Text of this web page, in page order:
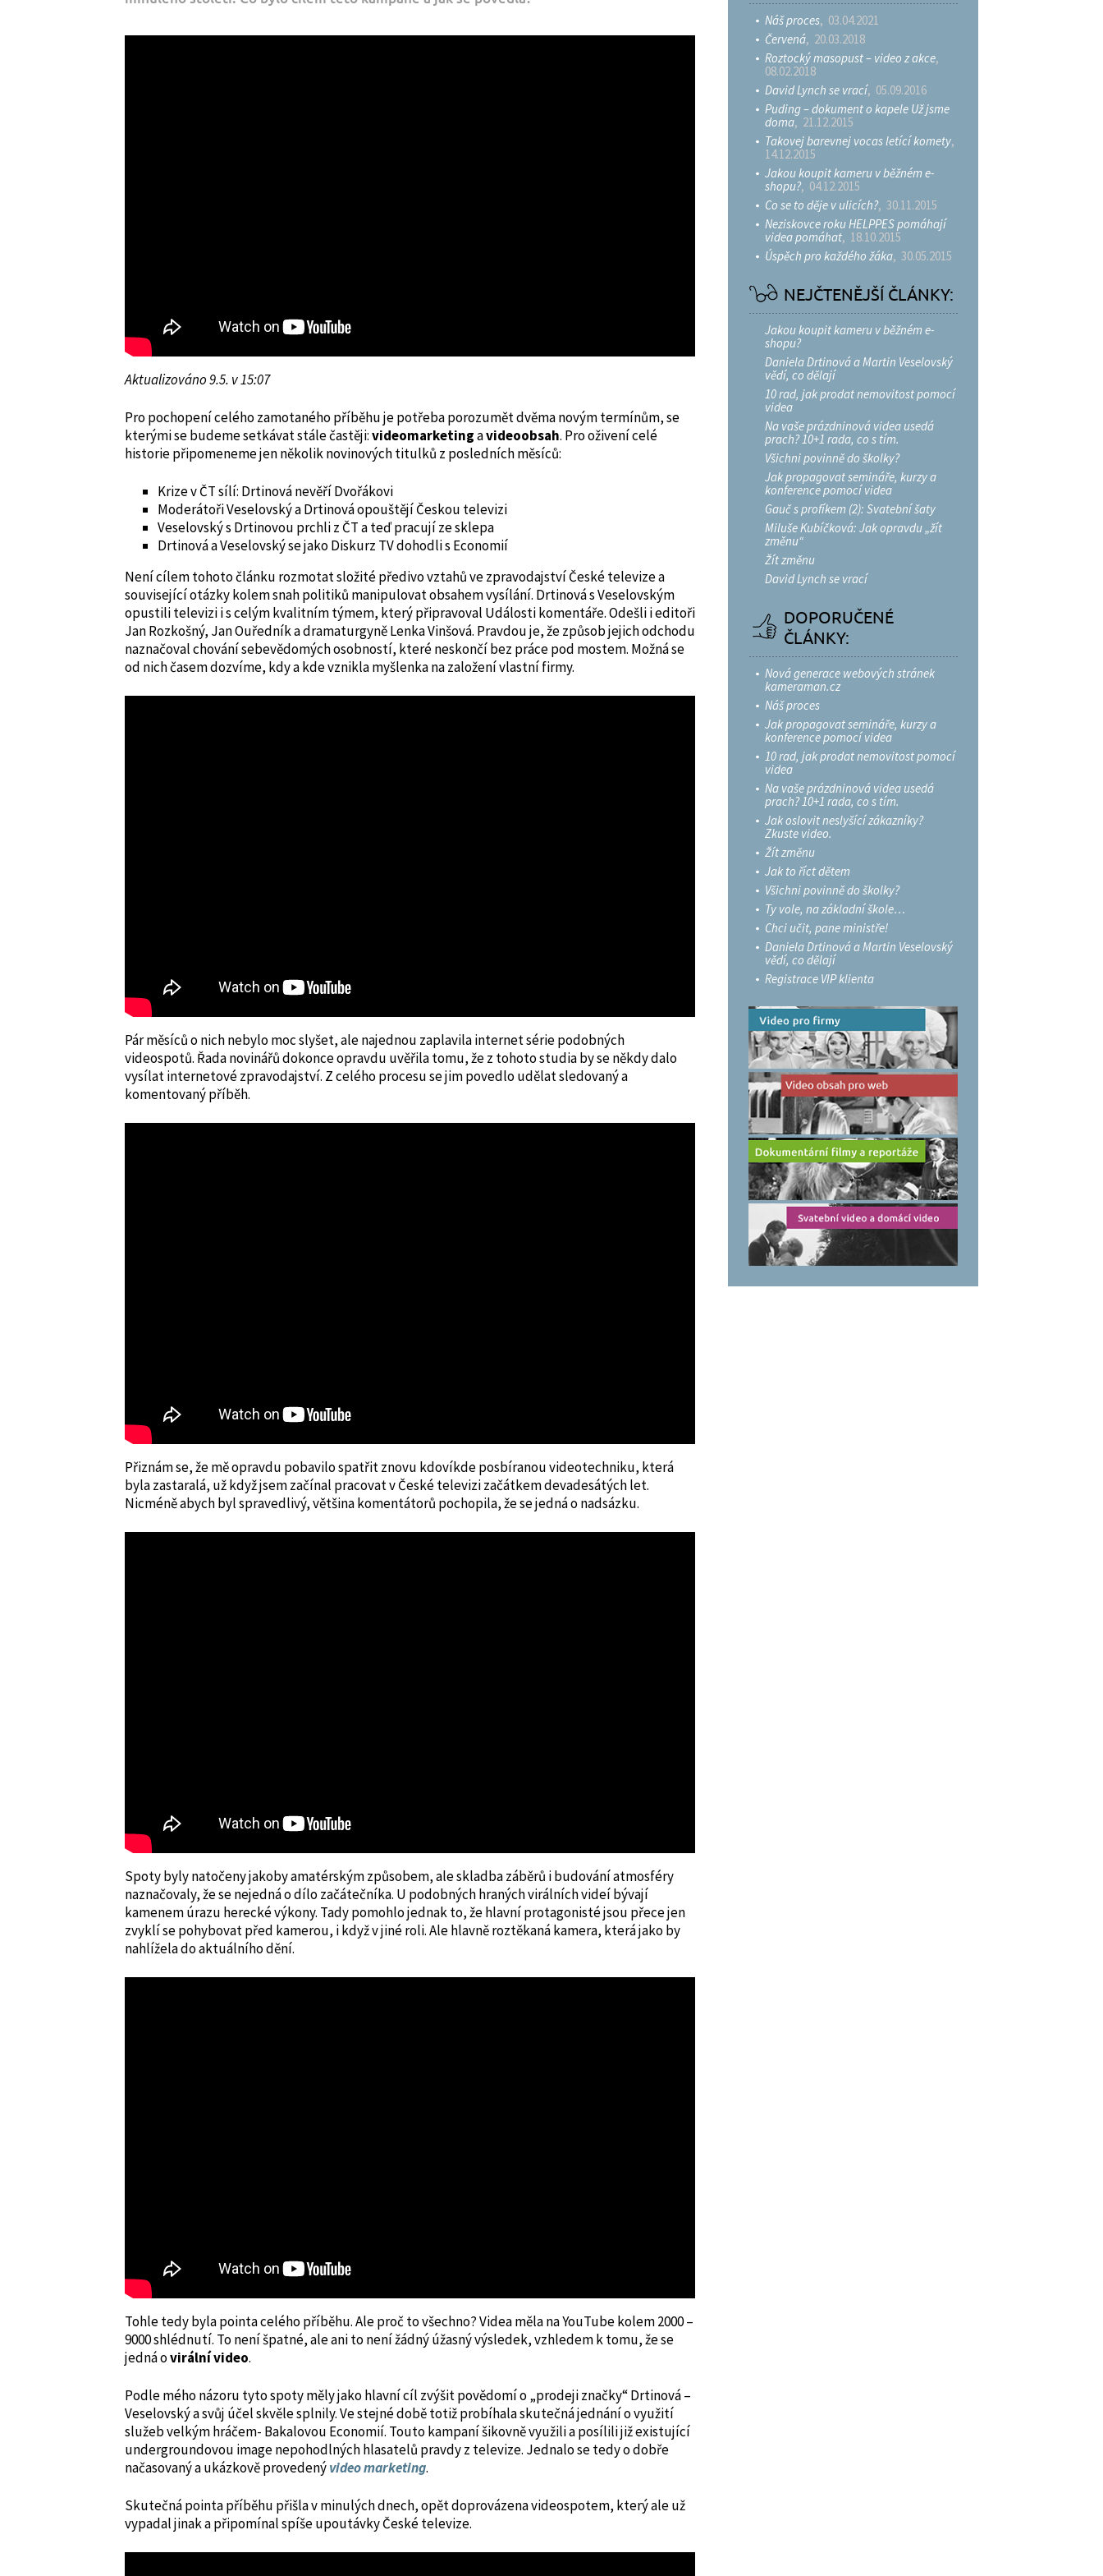
Aktualizováno 9.5. v 15:07
Pro pochopení celého zamotaného příběhu je potřeba porozumět dvěma novým termínům, se
kterými se budeme setkávat stále častěji:videomarketingavideoobsah. Pro oživení celé
historie připomeneme jen několik novinových titulků z posledních měsíců:
Krize v ČT sílí: Drtinová nevěří Dvořákovi
Moderátoři Veselovský a Drtinová opouštějí Českou televizi
Veselovský s Drtinovou prchli z ČT a teď pracují ze sklepa
Drtinová a Veselovský se jako Diskurz TV dohodli s Economií
Není cílem tohoto článku rozmotat složité předivo vztahů ve zpravodajství České televize a
související otázky kolem snah politiků manipulovat obsahem vysílání. Drtinová s Veselovským
opustili televizi i s celým kvalitním týmem, který připravoval Události komentáře. Odešli i editoři
Jan Rozkošný, Jan Ouředník a dramaturgyně Lenka Vinšová. Pravdou je, že způsob jejich odchodu
naznačoval chování sebevědomých osobností, které neskončí bez práce pod mostem. Možná se
od nich časem dozvíme, kdy a kde vznikla myšlenka na založení vlastní firmy.
Pár měsíců o nich nebylo moc slyšet, ale najednou zaplavila internet série podobných
videospotů. Řada novinářů dokonce opravdu uvěřila tomu, že z tohoto studia by se někdy dalo
vysílat internetové zpravodajství. Z celého procesu se jim povedlo udělat sledovaný a
komentovaný příběh.
Přiznám se, že mě opravdu pobavilo spatřit znovu kdovíkde posbíranou videotechniku, která
byla zastaralá, už když jsem začínal pracovat v České televizi začátkem devadesátých let.
Nicméně abych byl spravedlivý, většina komentátorů pochopila, že se jedná o nadsázku.
Spoty byly natočeny jakoby amatérským způsobem, ale skladba záběrů i budování atmosféry
naznačovaly, že se nejedná o dílo začátečníka. U podobných hraných virálních videí bývají
kamenem úrazu herecké výkony. Tady pomohlo jednak to, že hlavní protagonisté jsou přece jen
zvyklí se pohybovat před kamerou, i když v jiné roli. Ale hlavně roztěkaná kamera, která jako by
nahlížela do aktuálního dění.
Tohle tedy byla pointa celého příběhu. Ale proč to všechno? Videa měla na YouTube kolem 2000 –
9000 shlédnutí. To není špatné, ale ani to není žádný úžasný výsledek, vzhledem k tomu, že se
jedná ovirální video.
Podle mého názoru tyto spoty měly jako hlavní cíl zvýšit povědomí o „prodeji značky“ Drtinová –
Veselovský a svůj účel skvěle splnily. Ve stejné době totiž probíhala skutečná jednání o využití
služeb velkým hráčem- Bakalovou Economií. Touto kampaní šikovně využili a posílili již existující
undergroundovou image nepohodlných hlasatelů pravdy z televize. Jednalo se tedy o dobře
načasovaný a ukázkově provedenývideo marketing.
Skutečná pointa příběhu přišla v minulých dnech, opět doprovázena videospotem, který ale už
vypadal jinak a připomínal spíše upoutávky České televize.
Náš proces, 03.04.2021
Červená, 20.03.2018
Roztocký masopust – video z akce,
08.02.2018
David Lynch se vrací, 05.09.2016
Puding – dokument o kapele Už jsme
doma, 21.12.2015
Takovej barevnej vocas letící komety,
14.12.2015
Jakou koupit kameru v běžném e-
shopu?, 04.12.2015
Co se to děje v ulicích?, 30.11.2015
Neziskovce roku HELPPES pomáhají
videa pomáhat, 18.10.2015
Úspěch pro každého žáka, 30.05.2015
NEJČTENĚJŠÍ ČLÁNKY:
Jakou koupit kameru v běžném e-
shopu?
Daniela Drtinová a Martin Veselovský
vědí, co dělají
10 rad, jak prodat nemovitost pomocí
videa
Na vaše prázdninová videa usedá
prach? 10+1 rada, co s tím.
Všichni povinně do školky?
Jak propagovat semináře, kurzy a
konference pomocí videa
Gauč s profíkem (2): Svatební šaty
Miluše Kubíčková: Jak opravdu „žít
změnu“
Žít změnu
David Lynch se vrací
DOPORUČENÉ
ČLÁNKY:
Nová generace webových stránek
kameraman.cz
Náš proces
Jak propagovat semináře, kurzy a
konference pomocí videa
10 rad, jak prodat nemovitost pomocí
videa
Na vaše prázdninová videa usedá
prach? 10+1 rada, co s tím.
Jak oslovit neslyšící zákazníky?
Zkuste video.
Žít změnu
Jak to říct dětem
Všichni povinně do školky?
Ty vole, na základní škole…
Chci učit, pane ministře!
Daniela Drtinová a Martin Veselovský
vědí, co dělají
Registrace VIP klienta